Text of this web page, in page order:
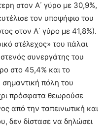
στον Α΄ γύρο με 30,9%,
τον υποψήφιο του
στον Α΄ γύρο με 41,8%).
στέλεχος» του πάλαι
συνεργάτης του
στο 45,4% και το
πόλη του
πρόσφατα θεωρούσε
από την ταπεινωτική και
δεν δίστασε να δηλώσει